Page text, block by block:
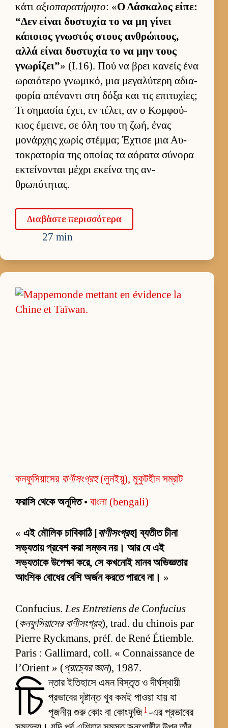
κάτι αξιοπαρατήρητο: «Ο Δάσκαλος εί­πε:
“Δεν εί­ναι δυστυχία το να μη γίνει
κάποιος γνωστός στους αν­θρώπους,
αλλά εί­ναι δυστυχία το να μην τους
γνωρίζει”» (I.16). Πού να βρει κανείς ένα
ωραιότερο γνωμικό, μια μεγαλύτερη αδια­
φορία απέναντι στη δόξα και τις επιτυχίες;
Τι σημασία έχει, εν τέλει, αν ο Κομ­φού­
κιος έμει­νε, σε όλη του τη ζωή, ένας
μονάρ­χης χωρίς στέμ­μα; Έχτισε μια Αυ­
τοκρατορία της οποίας τα αόρατα σύνορα
εκτεί­νονται μέχρι εκείνα της αν­
θρωπότητας.
Δια­βάστε περισ­σότερα
27 min
কনফুসিয়াসের বাণীসংগ্রহ(লুনইয়ু), মুকুটহীন সম্রাট
ফরাসি থেকে অনূদিত• বাংলা (bengali)
« এই মৌলিক চাবিকাঠি [বাণীসংগ্রহ] ব্যতীত চীনা
সভ্যতায় প্রবেশ করা সম্ভব নয়। আর যে এই
সভ্যতাকে উপেক্ষা করে, সে কখনোই মানব অভিজ্ঞতার
আংশিক বোধের বেশি অর্জন করতে পারবে না। »
Confucius. Les Entretiens de Confucius
(কনফুসিয়াসের বাণীসংগ্রহ), trad. du chinois par
Pierre Ryckmans, préf. de René Étiemble.
Paris : Gallimard, coll. « Connaissance de
l’Orient » (প্রাচ্যের জ্ঞান), 1987.
চি ন্তার ইতিহাসে এমন বিস্তৃত ও দীর্ঘস্থায়ী
প্রভাবের দৃষ্টান্ত খুব কমই পাওয়া যায় যা
পূজনীয় গুরু কোং বা কোংফুজি1 -এর প্রভাবের